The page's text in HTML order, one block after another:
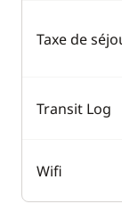
Taxe de
Transit Log
Wifi